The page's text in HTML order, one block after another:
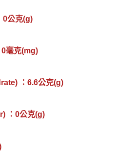
0公克(g)
毫克(mg)
：6.6公克(g)
：0公克(g)